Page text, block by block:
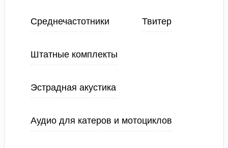
Среднечастотники Твитер
Штатные комплекты
Эстрадная акустика
Аудио для катеров и мотоциклов